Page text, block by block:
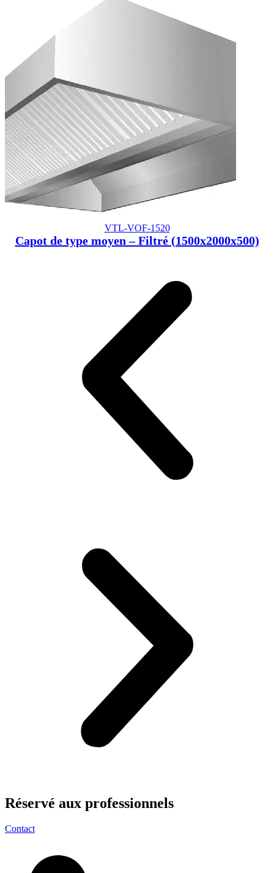
VTL-VOF-1520
Capot de type moyen – Filtré (1500x2000x500)
Réservé aux professionnels
Contact